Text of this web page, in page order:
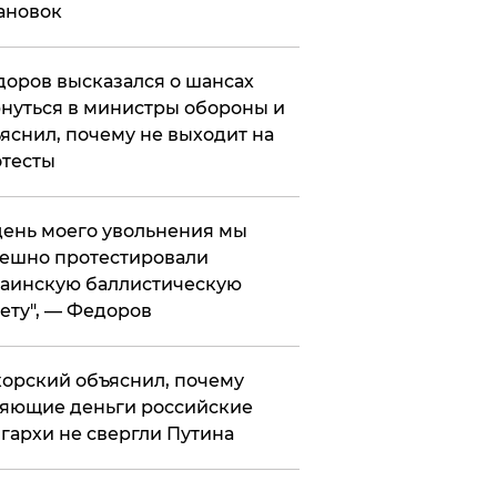
высказался о шансах
в министры обороны и
почему не выходит на
моего увольнения мы
протестировали
баллистическую
— Федоров
объяснил, почему
деньги российские
не свергли Путина